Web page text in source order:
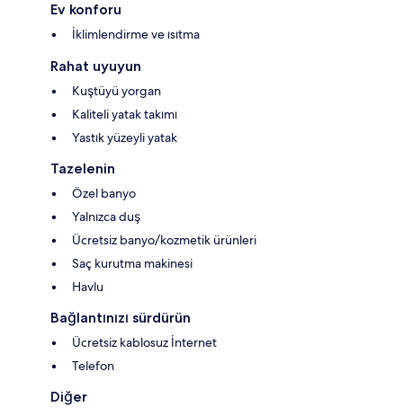
Ev konforu
İklimlendirme ve ısıtma
Rahat uyuyun
Kuştüyü yorgan
Kaliteli yatak takımı
Yastık yüzeyli yatak
Tazelenin
Özel banyo
Yalnızca duş
Ücretsiz banyo/kozmetik ürünleri
Saç kurutma makinesi
Havlu
Bağlantınızı sürdürün
Ücretsiz kablosuz İnternet
Telefon
Diğer